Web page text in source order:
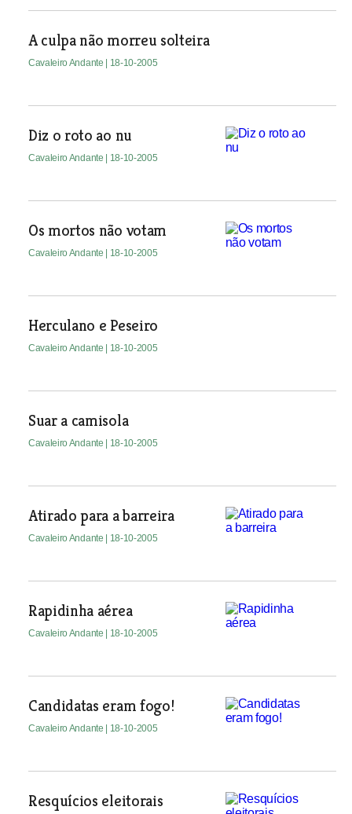
A culpa não morreu solteira
Cavaleiro Andante | 18-10-2005
Diz o roto ao nu
Cavaleiro Andante | 18-10-2005
Os mortos não votam
Cavaleiro Andante | 18-10-2005
Herculano e Peseiro
Cavaleiro Andante | 18-10-2005
Suar a camisola
Cavaleiro Andante | 18-10-2005
Atirado para a barreira
Cavaleiro Andante | 18-10-2005
Rapidinha aérea
Cavaleiro Andante | 18-10-2005
Candidatas eram fogo!
Cavaleiro Andante | 18-10-2005
Resquícios eleitorais